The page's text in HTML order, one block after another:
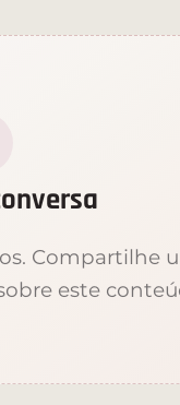
Compartilhe
este